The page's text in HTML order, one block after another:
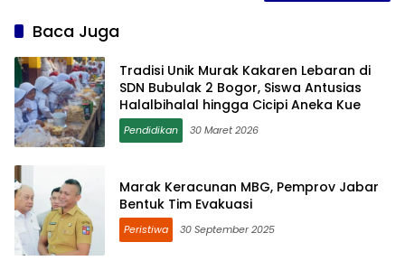
Baca Juga
Tradisi Unik Murak Kakaren Lebaran di
SDN Bubulak 2 Bogor, Siswa Antusias
Halalbihalal hingga Cicipi Aneka Kue
Pendidikan 30 Maret 2026
Marak Keracunan MBG, Pemprov Jabar
Bentuk Tim Evakuasi
Peristiwa 30 September 2025